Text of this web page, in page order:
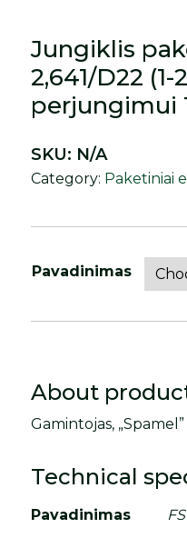
Jungiklis
2,641/D22
perjungimui
Pavadinimas
SKU: N/A
Category: Paketiniai
About
Gamintojas, „Spamel”
Technical
Pavadinimas